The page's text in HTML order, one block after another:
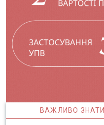
ВАЖЛИВО ЗНАТИ